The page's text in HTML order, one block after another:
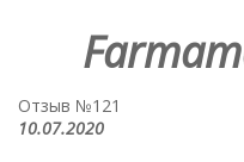
Отзыв №121
10.07.2020